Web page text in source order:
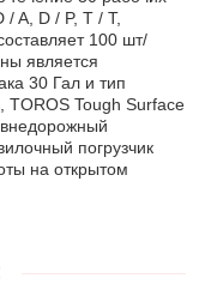
A, D / P, T / T,
100 шт/
является
30 Гал и тип
TOROS Tough Surface
внедорожный
погрузчик
на открытом